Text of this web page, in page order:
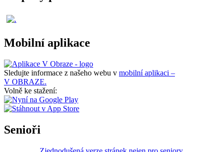
Mobilní aplikace
Sledujte informace z našeho webu v mobilní aplikaci –
V OBRAZE.
Volně ke stažení:
Senioři